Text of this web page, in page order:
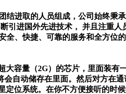
进取的人员组成，公司始终秉
引进国外先进技术， 并且注重人
、快捷、可靠的服务和全方位的
大容量（2G）的芯片，里面装有
会自动储存在里面。然后对方在
定位系统。在你不方便接听的时